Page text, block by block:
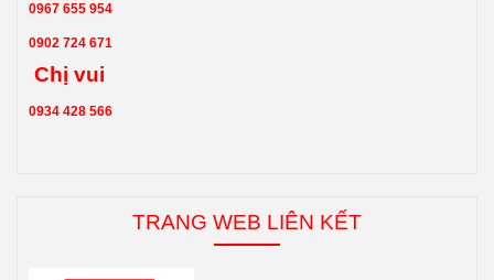
0967 655 954
0902 724 671
Chị vui
0934 428 566
TRANG WEB LIÊN KẾT